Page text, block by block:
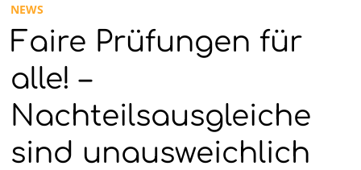
NEWS
Faire Prüfungen für
alle! –
Nachteilsausgleiche
sind unausweichlich